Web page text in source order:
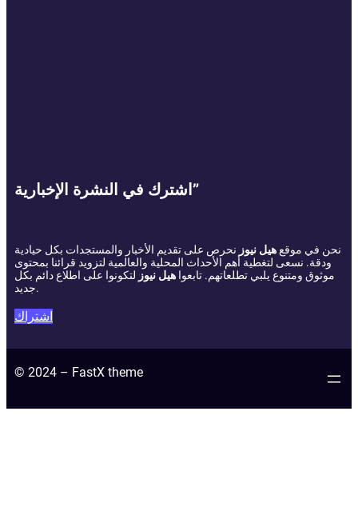
اشترك في النشرة الإخبارية”
نحن في موقعهيل نيوز نحرص على تقديم الأخبار والمستجدات بكل حيادية
ودقة. نسعى لتغطية أهم الأحداث المحلية والعالمية لتزويد قرائنا بمحتوى
موثوق ومتنوع يلبي تطلعاتهم. تابعوا هيل نيوز لتكونوا على اطلاع دائم بكل
جديد.
اشتراك
© 2024 – FastX theme